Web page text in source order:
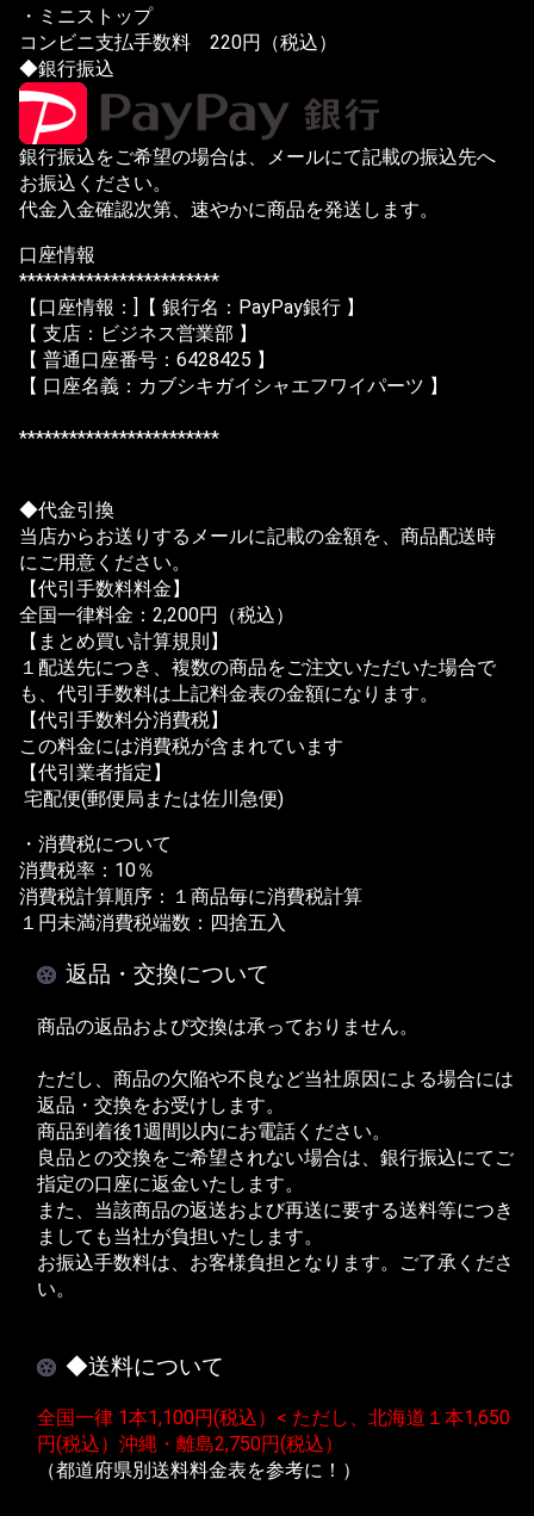
・ミニストップ
コンビニ支払手数料 220円（税込）
◆銀行振込
銀行振込をご希望の場合は、メールにて記載の振込先へ
お振込ください。
代金入金確認次第、速やかに商品を発送します。
口座情報
************************
【口座情報：]【 銀行名：PayPay銀行 】
【 支店：ビジネス営業部 】
【 普通口座番号：6428425 】
【 口座名義：カブシキガイシャエフワイパーツ 】
************************
◆代金引換
当店からお送りするメールに記載の金額を、商品配送時
にご用意ください。
【代引手数料料金】
全国一律料金：2,200円（税込）
【まとめ買い計算規則】
１配送先につき、複数の商品をご注文いただいた場合で
も、代引手数料は上記料金表の金額になります。
【代引手数料分消費税】
この料金には消費税が含まれています
【代引業者指定】
宅配便(郵便局または佐川急便)
・消費税について
消費税率：10％
消費税計算順序：１商品毎に消費税計算
１円未満消費税端数：四捨五入
返品・交換について
商品の返品および交換は承っておりません。
ただし、商品の欠陥や不良など当社原因による場合には
返品・交換をお受けします。
商品到着後1週間以内にお電話ください。
良品との交換をご希望されない場合は、銀行振込にてご
指定の口座に返金いたします。
また、当該商品の返送および再送に要する送料等につき
ましても当社が負担いたします。
お振込手数料は、お客様負担となります。ご了承くださ
い。
◆送料について
全国一律 1本1,100円(税込）< ただし、北海道１本1,650
円(税込）沖縄・離島2,750円(税込）
（都道府県別送料料金表を参考に！）